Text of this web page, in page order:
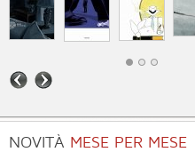
NOVITÀ MESE PER MESE